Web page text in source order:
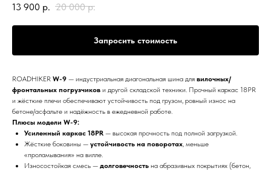
13 900 р. 20 000 р.
Запросить стоимость
ROADHIKER W-9 — индустриальная диагональная шина для вилочных/
фронтальных погрузчиков и другой складской техники. Прочный каркас 18PR
и жёсткие плечи обеспечивают устойчивость под грузом, ровный износ на
бетоне/асфальте и надёжность в ежедневной работе.
Плюсы модели W-9:
Усиленный каркас 18PR — высокая прочность под полной загрузкой.
Жёсткие боковины — устойчивость на поворотах, меньше
«проламывания» на вилле.
Износостойкая смесь — долговечность на абразивных покрытиях (бетон,